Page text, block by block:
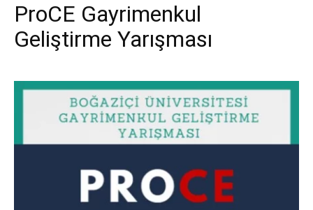
ProCE Gayrimenkul
Geliştirme Yarışması